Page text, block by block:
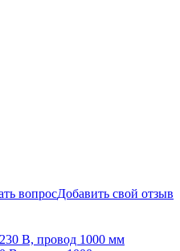
вопросДобавить свой отзыв